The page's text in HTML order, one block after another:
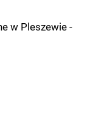
w Pleszewie -